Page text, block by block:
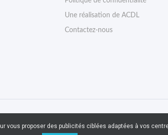
Une réalisation de ACDL
Contactez-nous
vous proposer des publicités ciblées adaptées à vos